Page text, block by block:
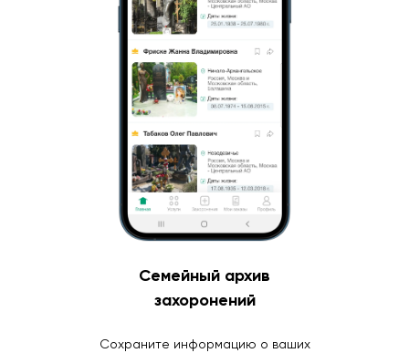
Семейный архив
захоронений
Сохраните информацию о ваших